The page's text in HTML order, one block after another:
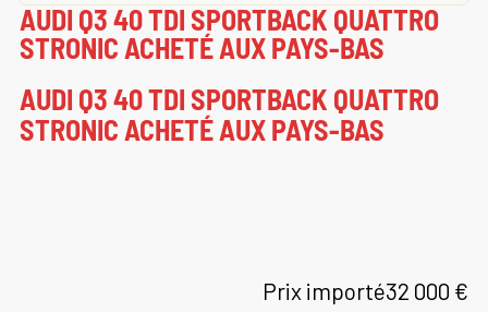
AUDI Q3 40 TDI SPORTBACK QUATTRO
STRONIC ACHETÉ AUX PAYS-BAS
AUDI Q3 40 TDI SPORTBACK QUATTRO
STRONIC ACHETÉ AUX PAYS-BAS
Prix importé32 000 €